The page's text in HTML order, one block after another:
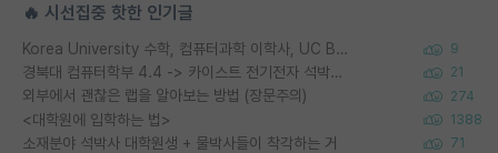
🔥 시선집중 핫한 인기글
Korea University 수학, 컴퓨터과학 이학사, UC Berkeley 산업공학 대학원 공학박사가 되는 것은 쉽지 않겠죠? 9
경북대 컴퓨터학부 4.4 -> 카이스트 전기전자 석박사통합과정 합격 21
외부에서 괜찮은 랩을 알아보는 방법 (장문주의) 274
<대학원에 입학하는 법> 1388
소재분야 석박사 대학원생 + 물박사들이 착각하는 거 71